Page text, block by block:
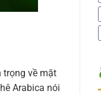
trọng về mặt
Arabica nói